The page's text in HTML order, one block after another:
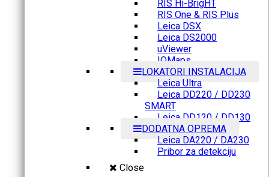
RIS Hi-BrigHT
RIS One & RIS Plus
Leica DSX
Leica DS2000
uViewer
IQMaps
LOKATORI INSTALACIJA
Leica Ultra
Leica DD220 / DD230
SMART
Leica DD120 / DD130
DODATNA OPREMA
Leica DA220 / DA230
Pribor za detekciju
Close